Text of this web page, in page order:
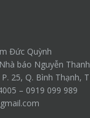
Đức Quỳnh
báo Nguyễn
25, Q. Bình Thạnh,
– 0919 099 989